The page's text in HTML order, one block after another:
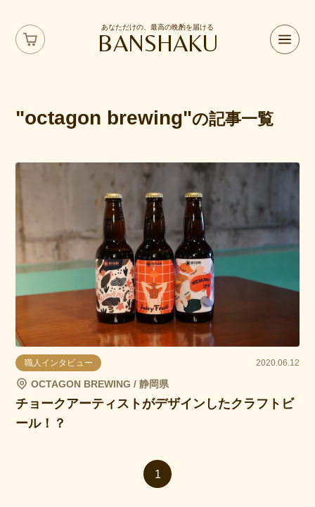
あなただけの、最高の晩酌を届ける
BANSHAKU
"octagon brewing"の記事一覧
職人インタビュー 2020.06.12
OCTAGON BREWING / 静岡県
チョークアーティストがデザインしたクラフトビ
ール！？
1